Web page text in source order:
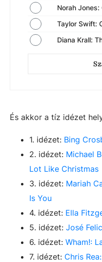
Norah
Taylor Swift:
Diana Krall:
És akkor a tíz idézet
1. idézet: Bing
2. idézet: Michael
Lot Like Christmas
3. idézet: Mariah
Is You
4. idézet: Ella
5. idézet: José
6. idézet: Wham!:
7. idézet: Chris